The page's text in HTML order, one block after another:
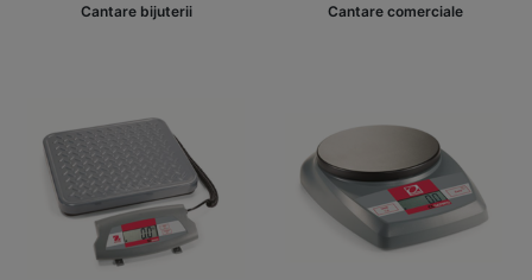
Cantare bijuterii Cantare comerciale